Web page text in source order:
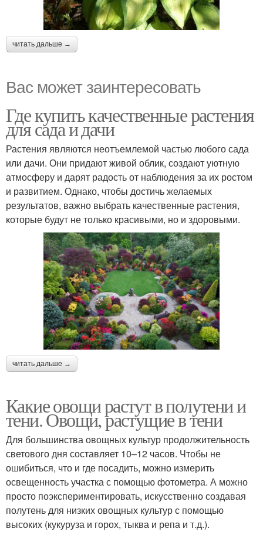
читать дальше →
Вас может заинтересовать
Где купить качественные растения
для сада и дачи
Растения являются неотъемлемой частью любого сада
или дачи. Они придают живой облик, создают уютную
атмосферу и дарят радость от наблюдения за их ростом
и развитием. Однако, чтобы достичь желаемых
результатов, важно выбрать качественные растения,
которые будут не только красивыми, но и здоровыми.
читать дальше →
Какие овощи растут в полутени и
тени. Овощи, растущие в тени
Для большинства овощных культур продолжительность
светового дня составляет 10–12 часов. Чтобы не
ошибиться, что и где посадить, можно измерить
освещенность участка с помощью фотометра. А можно
просто поэкспериментировать, искусственно создавая
полутень для низких овощных культур с помощью
высоких (кукуруза и горох, тыква и репа и т.д.).